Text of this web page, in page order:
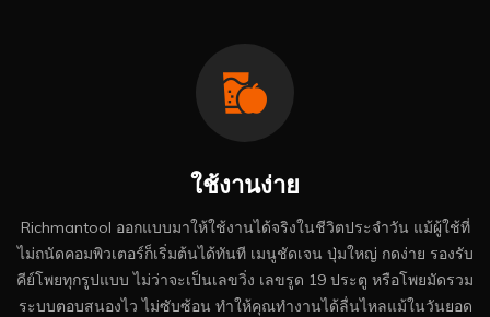
ใช้งานง่าย
Richmantool ออกแบบมาให้ใช้งานได้จริงในชีวิตประจำวัน แม้ผู้ใช้ที่
ไม่ถนัดคอมพิวเตอร์ก็เริ่มต้นได้ทันที เมนูชัดเจน ปุ่มใหญ่ กดง่าย รองรับ
คีย์โพยทุกรูปแบบ ไม่ว่าจะเป็นเลขวิ่ง เลขรูด 19 ประตู หรือโพยมัดรวม
ระบบตอบสนองไว ไม่ซับซ้อน ทำให้คุณทำงานได้ลื่นไหลแม้ในวันยอด